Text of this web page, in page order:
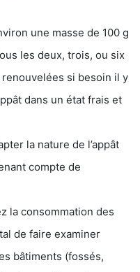
une masse de 100 g
les deux, trois, ou six
si besoin il y
dans un état frais et
la nature de l’appât
compte de
la consommation des
de faire examiner
bâtiments (fossés,